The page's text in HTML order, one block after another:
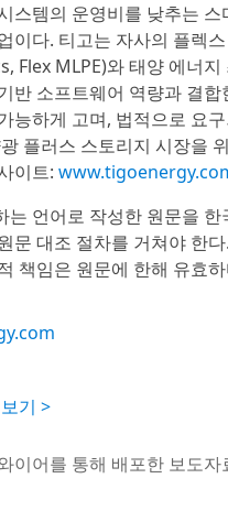
스템의 운영비를 낮추는
이다. 티고는 자사의 플렉
MLPE)와 태양 에너
반 소프트웨어 역량과 결
능하게 고며, 법적으로 요
플러스 스토리지 시장을
이트:
는 언어로 작성한 원문을
문 대조 절차를 거쳐야 한
책임은 원문에 한해 유효
기 >
이어를 통해 배포한 보도